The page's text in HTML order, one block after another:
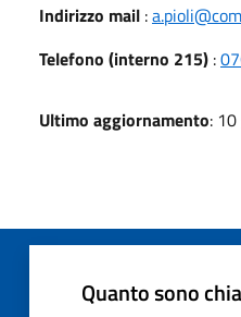
Indirizzo mail :
Telefono (interno 215) :
Ultimo aggiornamento:
Quanto sono